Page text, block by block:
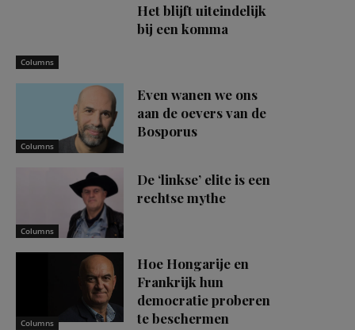
Columns
Het blijft uiteindelijk
bij een komma
Columns
Even wanen we ons
aan de oevers van de
Bosporus
Columns
De ‘linkse’ elite is een
rechtse mythe
Columns
Hoe Hongarije en
Frankrijk hun
democratie proberen
te beschermen